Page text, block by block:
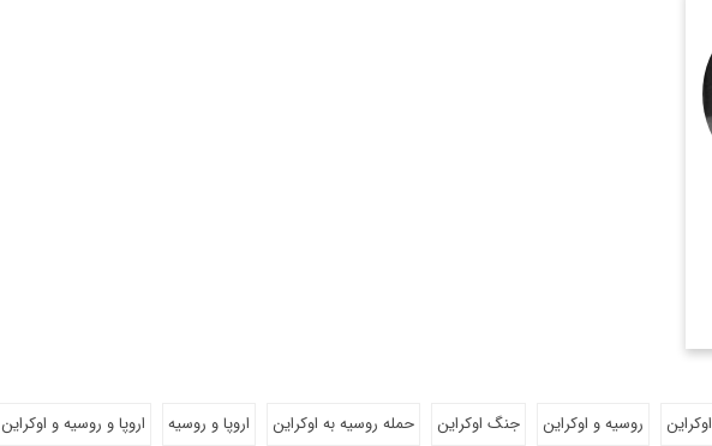
اوکراین روسیه و اوکراین جنگ اوکراین حمله روسیه به اوکراین اروپا و روسیه
اروپا و روسیه و اوکراین